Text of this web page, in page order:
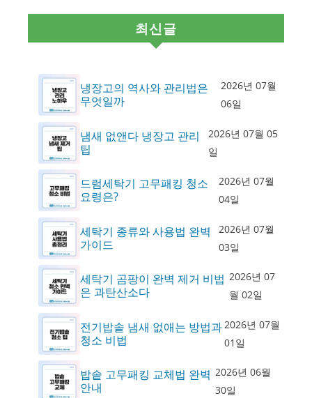
최신글
냉장고의 역사와 관리법은
무엇일까
2026년 07월
06일
냄새 없앤다 냉장고 관리
팁
2026년 07월 05
일
드럼세탁기 고무패킹 청소
요령은?
2026년 07월
04일
세탁기 종류와 사용법 완벽
가이드
2026년 07월
03일
세탁기 곰팡이 완벽 제거 비법
은 과탄산소다
2026년 07
월 02일
전기밥솥 냄새 없애는 방법과
청소 비법
2026년 07월
01일
밥솥 고무패킹 교체법 완벽
안내
2026년 06월
30일